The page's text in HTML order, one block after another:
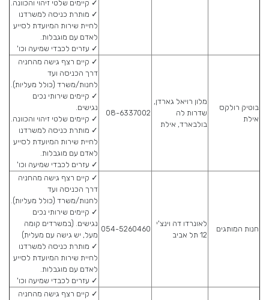
✓ קיימים שלטי זיהוי והכוונה.
✓ מותרת כניסה למשרדנו
לחיית שירות המיועדת לסייע
לאדם עם מוגבלות.
✓ עזרים לכבדי שמיעה וכו'
בוטיק רולקס
אילת
מלון רויאל גארדן,
שדרות לה
בולבארד, אילת
08-6337002
✓ קיים רצף גישה מהחניה
דרך הכניסה ועד
לחנות/משרד (כולל מעליות).
✓ קיימים שירותי נכים
נגישים.
✓ קיימים שלטי זיהוי והכוונה.
✓ מותרת כניסה למשרדנו
לחיית שירות המיועדת לסייע
לאדם עם מוגבלות.
✓ עזרים לכבדי שמיעה וכו'
חנות המותגים
לאונרדו דה וינצ'י
12 תל אביב
054-5260460
✓ קיים רצף גישה מהחניה
דרך הכניסה ועד
לחנות/משרד (כולל מעליות).
✓ קיימים שירותי נכים
נגישים. (במשרדים קומה
מעל, יש גישה עם מעלית)
✓ מותרת כניסה למשרדנו
לחיית שירות המיועדת לסייע
לאדם עם מוגבלות.
✓ עזרים לכבדי שמיעה וכו'
✓ קיים רצף גישה מהחניה